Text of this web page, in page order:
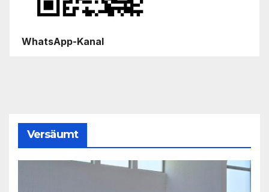
WhatsApp-Kanal
Versäumt